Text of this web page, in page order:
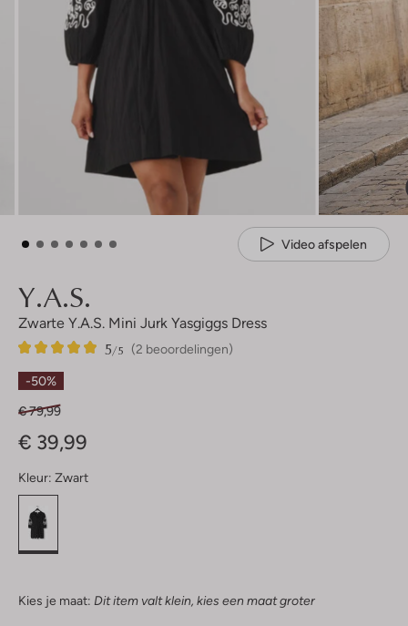
Video afspelen
Y.a.s.
Zwarte Y.a.s. Mini Jurk Yasgiggs Dress
(2 beoordelingen)
5/5
2
5
Sterren
-50%
€ 79,99
€ 39,99
Kleur: Zwart
Kies je maat: Dit item valt klein, kies een maat groter